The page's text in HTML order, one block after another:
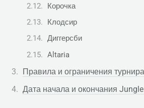
Корочка
Клодсир
Диггерсби
Altaria
Правила и ограничения
Дата начала и окончания